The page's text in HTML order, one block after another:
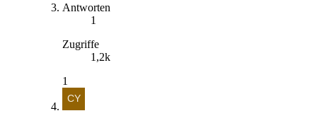
Antworten
1
Zugriffe
1,2k
1